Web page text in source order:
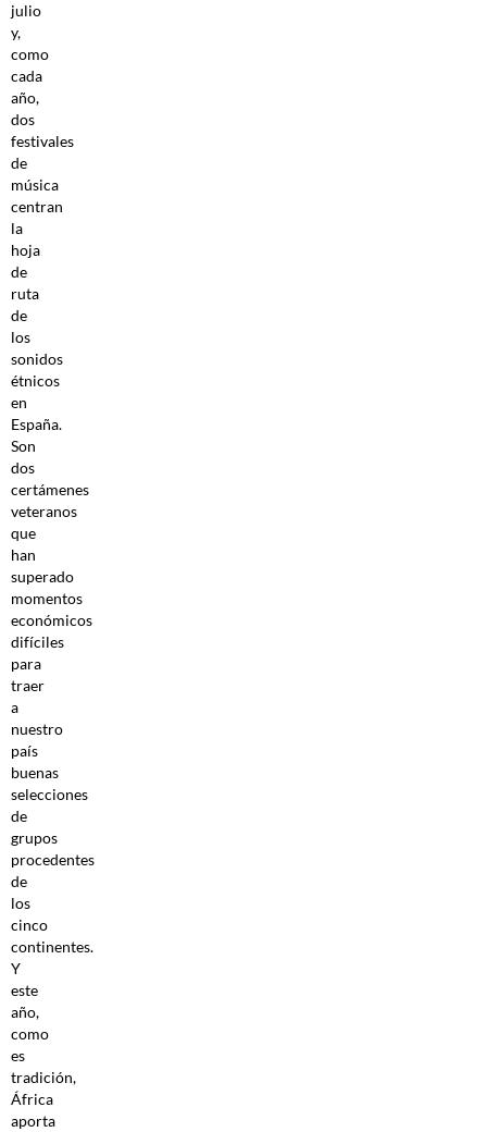
julio
y,
como
cada
año,
dos
festivales
de
música
centran
la
hoja
de
ruta
de
los
sonidos
étnicos
en
España.
Son
dos
certámenes
veteranos
que
han
superado
momentos
económicos
difíciles
para
traer
a
nuestro
país
buenas
selecciones
de
grupos
procedentes
de
los
cinco
continentes.
Y
este
año,
como
es
tradición,
África
aporta